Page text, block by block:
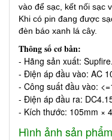
vào để sạc, kết nối sạc
Khi có pin đang được
đèn báo xanh lá cây.
Thông số cơ bản:
- Hãng sản xuất: Supfire.
- Điện áp đầu vào: AC
- Công suất đầu vào:
- Điện áp đầu ra:
- Kích thước: 105mm ×
Hình ảnh sản